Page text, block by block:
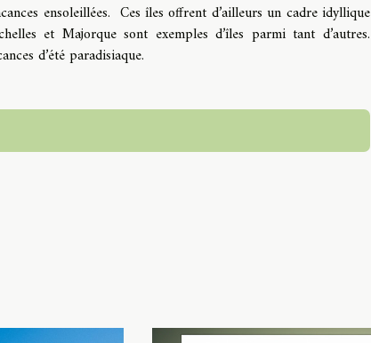
ensoleillées. Ces îles offrent d’ailleurs un cadre idyllique
et Majorque sont exemples d’îles parmi tant d’autres.
d’été paradisiaque.